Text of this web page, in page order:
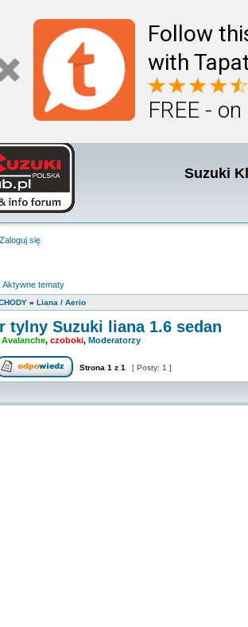
Follow
with
FREE -
Suzuki
Zaloguj się
Aktywne tematy
» Liana / Aerio
tylny Suzuki liana 1.6 sedan
Avalanche, czoboki, Moderatorzy
temat Odpowiedz w temacie
Strona 1 z 1 [ Posty: 1 ]